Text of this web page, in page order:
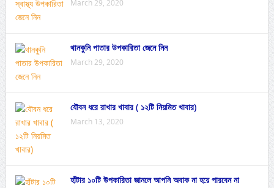
March 29, 2020
থানকুনি পাতার উপকারিতা জেনে নিন
March 29, 2020
যৌবন ধরে রাখার খাবার ( ১২টি নিয়মিত খাবার)
March 13, 2020
হাঁটার ১০টি উপকারিতা জানলে আপনি অবাক না হয়ে পারবেন না